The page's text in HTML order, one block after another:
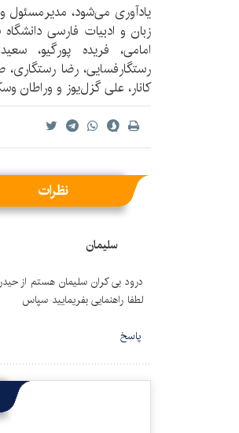
یادآوری می‌شود،
زبان و ادبیات فارسی
امامی، فریده پورگیو،
رستگارفسایی، رضا
کانار، علی گزل‌یوز و وراطان
نظراتنظرات منتشر
سلیمان
درود بی کران سلیمان هستم از حیدر
لطفا راهنمایی بفریمایید سپاس
پاسخ